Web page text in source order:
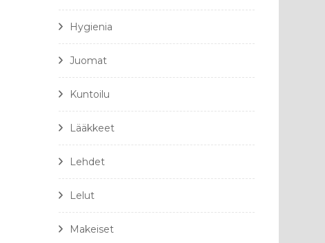
Hygienia
Juomat
Kuntoilu
Lääkkeet
Lehdet
Lelut
Makeiset